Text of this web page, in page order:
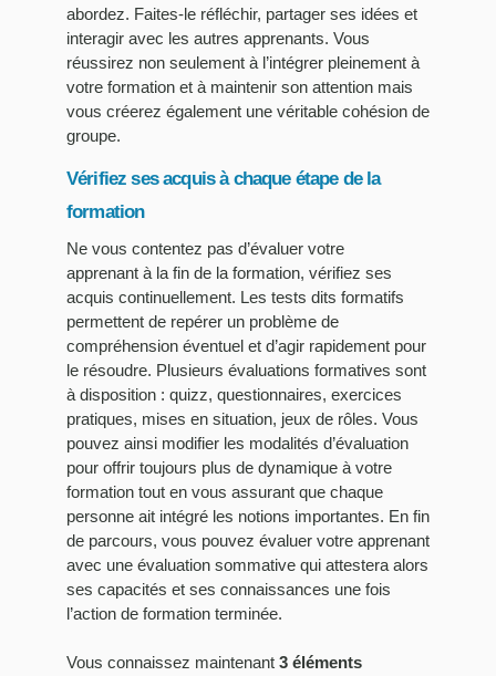
abordez. Faites-le réfléchir, partager ses idées et
interagir avec les autres apprenants. Vous
réussirez non seulement à l’intégrer pleinement à
votre formation et à maintenir son attention mais
vous créerez également une véritable cohésion de
groupe.
Vérifiez ses acquis à chaque étape de la
formation
Ne vous contentez pas d’évaluer votre
apprenant à la fin de la formation, vérifiez ses
acquis continuellement. Les tests dits formatifs
permettent de repérer un problème de
compréhension éventuel et d’agir rapidement pour
le résoudre. Plusieurs évaluations formatives sont
à disposition : quizz, questionnaires, exercices
pratiques, mises en situation, jeux de rôles. Vous
pouvez ainsi modifier les modalités d’évaluation
pour offrir toujours plus de dynamique à votre
formation tout en vous assurant que chaque
personne ait intégré les notions importantes. En fin
de parcours, vous pouvez évaluer votre apprenant
avec une évaluation sommative qui attestera alors
ses capacités et ses connaissances une fois
l’action de formation terminée.
Vous connaissez maintenant 3 éléments